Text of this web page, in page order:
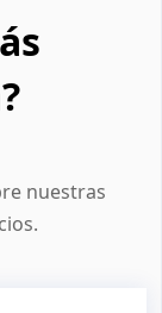
nuestras